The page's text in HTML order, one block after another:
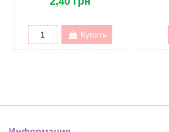
Купить